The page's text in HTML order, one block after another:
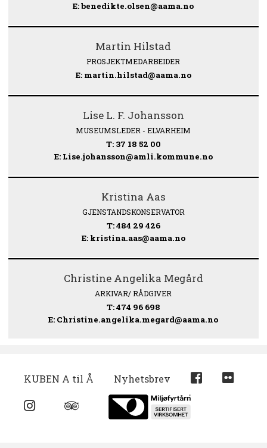
E: benedikte.olsen@aama.no
Martin Hilstad
PROSJEKTMEDARBEIDER
E: martin.hilstad@aama.no
Lise L. F. Johansson
MUSEUMSLEDER - ELVARHEIM
T: 37 18 52 00
E: Lise.johansson@amli.kommune.no
Kristina Aas
GJENSTANDSKONSERVATOR
T: 484 29 426
E: kristina.aas@aama.no
Christine Angelika Megård
ARKIVAR/ RÅDGIVER
T: 474 96 698
E: Christine.angelika.megard@aama.no
KUBEN A til Å Nyhetsbrev